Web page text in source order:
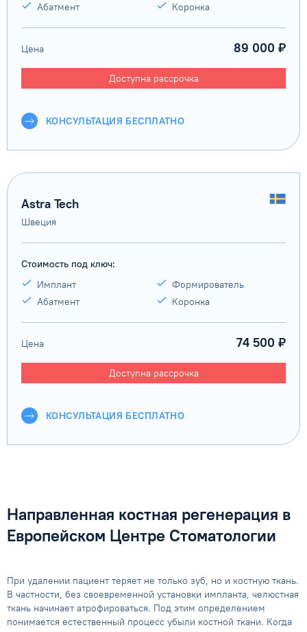
Абатмент
Коронка
Цена 89 000 ₽
Доступна рассрочка
КОНСУЛЬТАЦИЯ БЕСПЛАТНО
Astra Tech
Швеция
Стоимость под ключ:
Имплант
Абатмент
Формирователь
Коронка
Цена 74 500 ₽
Доступна рассрочка
КОНСУЛЬТАЦИЯ БЕСПЛАТНО
Направленная костная регенерация в
Европейском Центре Стоматологии
При удалении пациент теряет не только зуб, но и костную ткань.
В частности, без своевременной установки импланта, челюстная
ткань начинает атрофироваться. Под этим определением
понимается естественный процесс убыли костной ткани. Когда